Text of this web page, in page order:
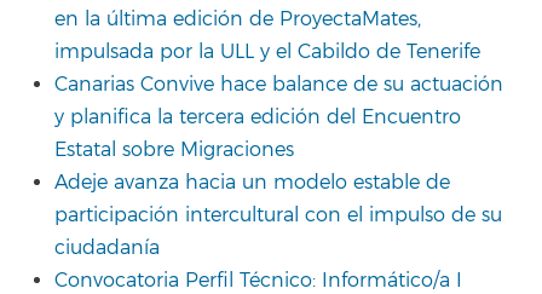
en la última edición de ProyectaMates,
impulsada por la ULL y el Cabildo de Tenerife
Canarias Convive hace balance de su actuación
y planifica la tercera edición del Encuentro
Estatal sobre Migraciones
Adeje avanza hacia un modelo estable de
participación intercultural con el impulso de su
ciudadanía
Convocatoria Perfil Técnico: Informático/a I